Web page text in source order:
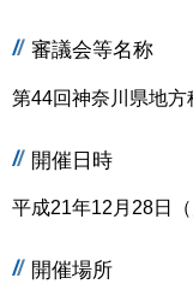
審議会等名称
第44回神奈川県地方
開催日時
平成21年12月28日
開催場所